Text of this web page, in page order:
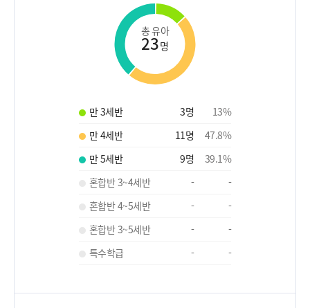
총 유아
23명
만 3세반 3명 13%
만 4세반
11명 47.8%
만 5세반
9명 39.1%
혼합반 3~4세반
-
-
혼합반 4~5세반
-
-
혼합반 3~5세반
-
-
특수학급
- -